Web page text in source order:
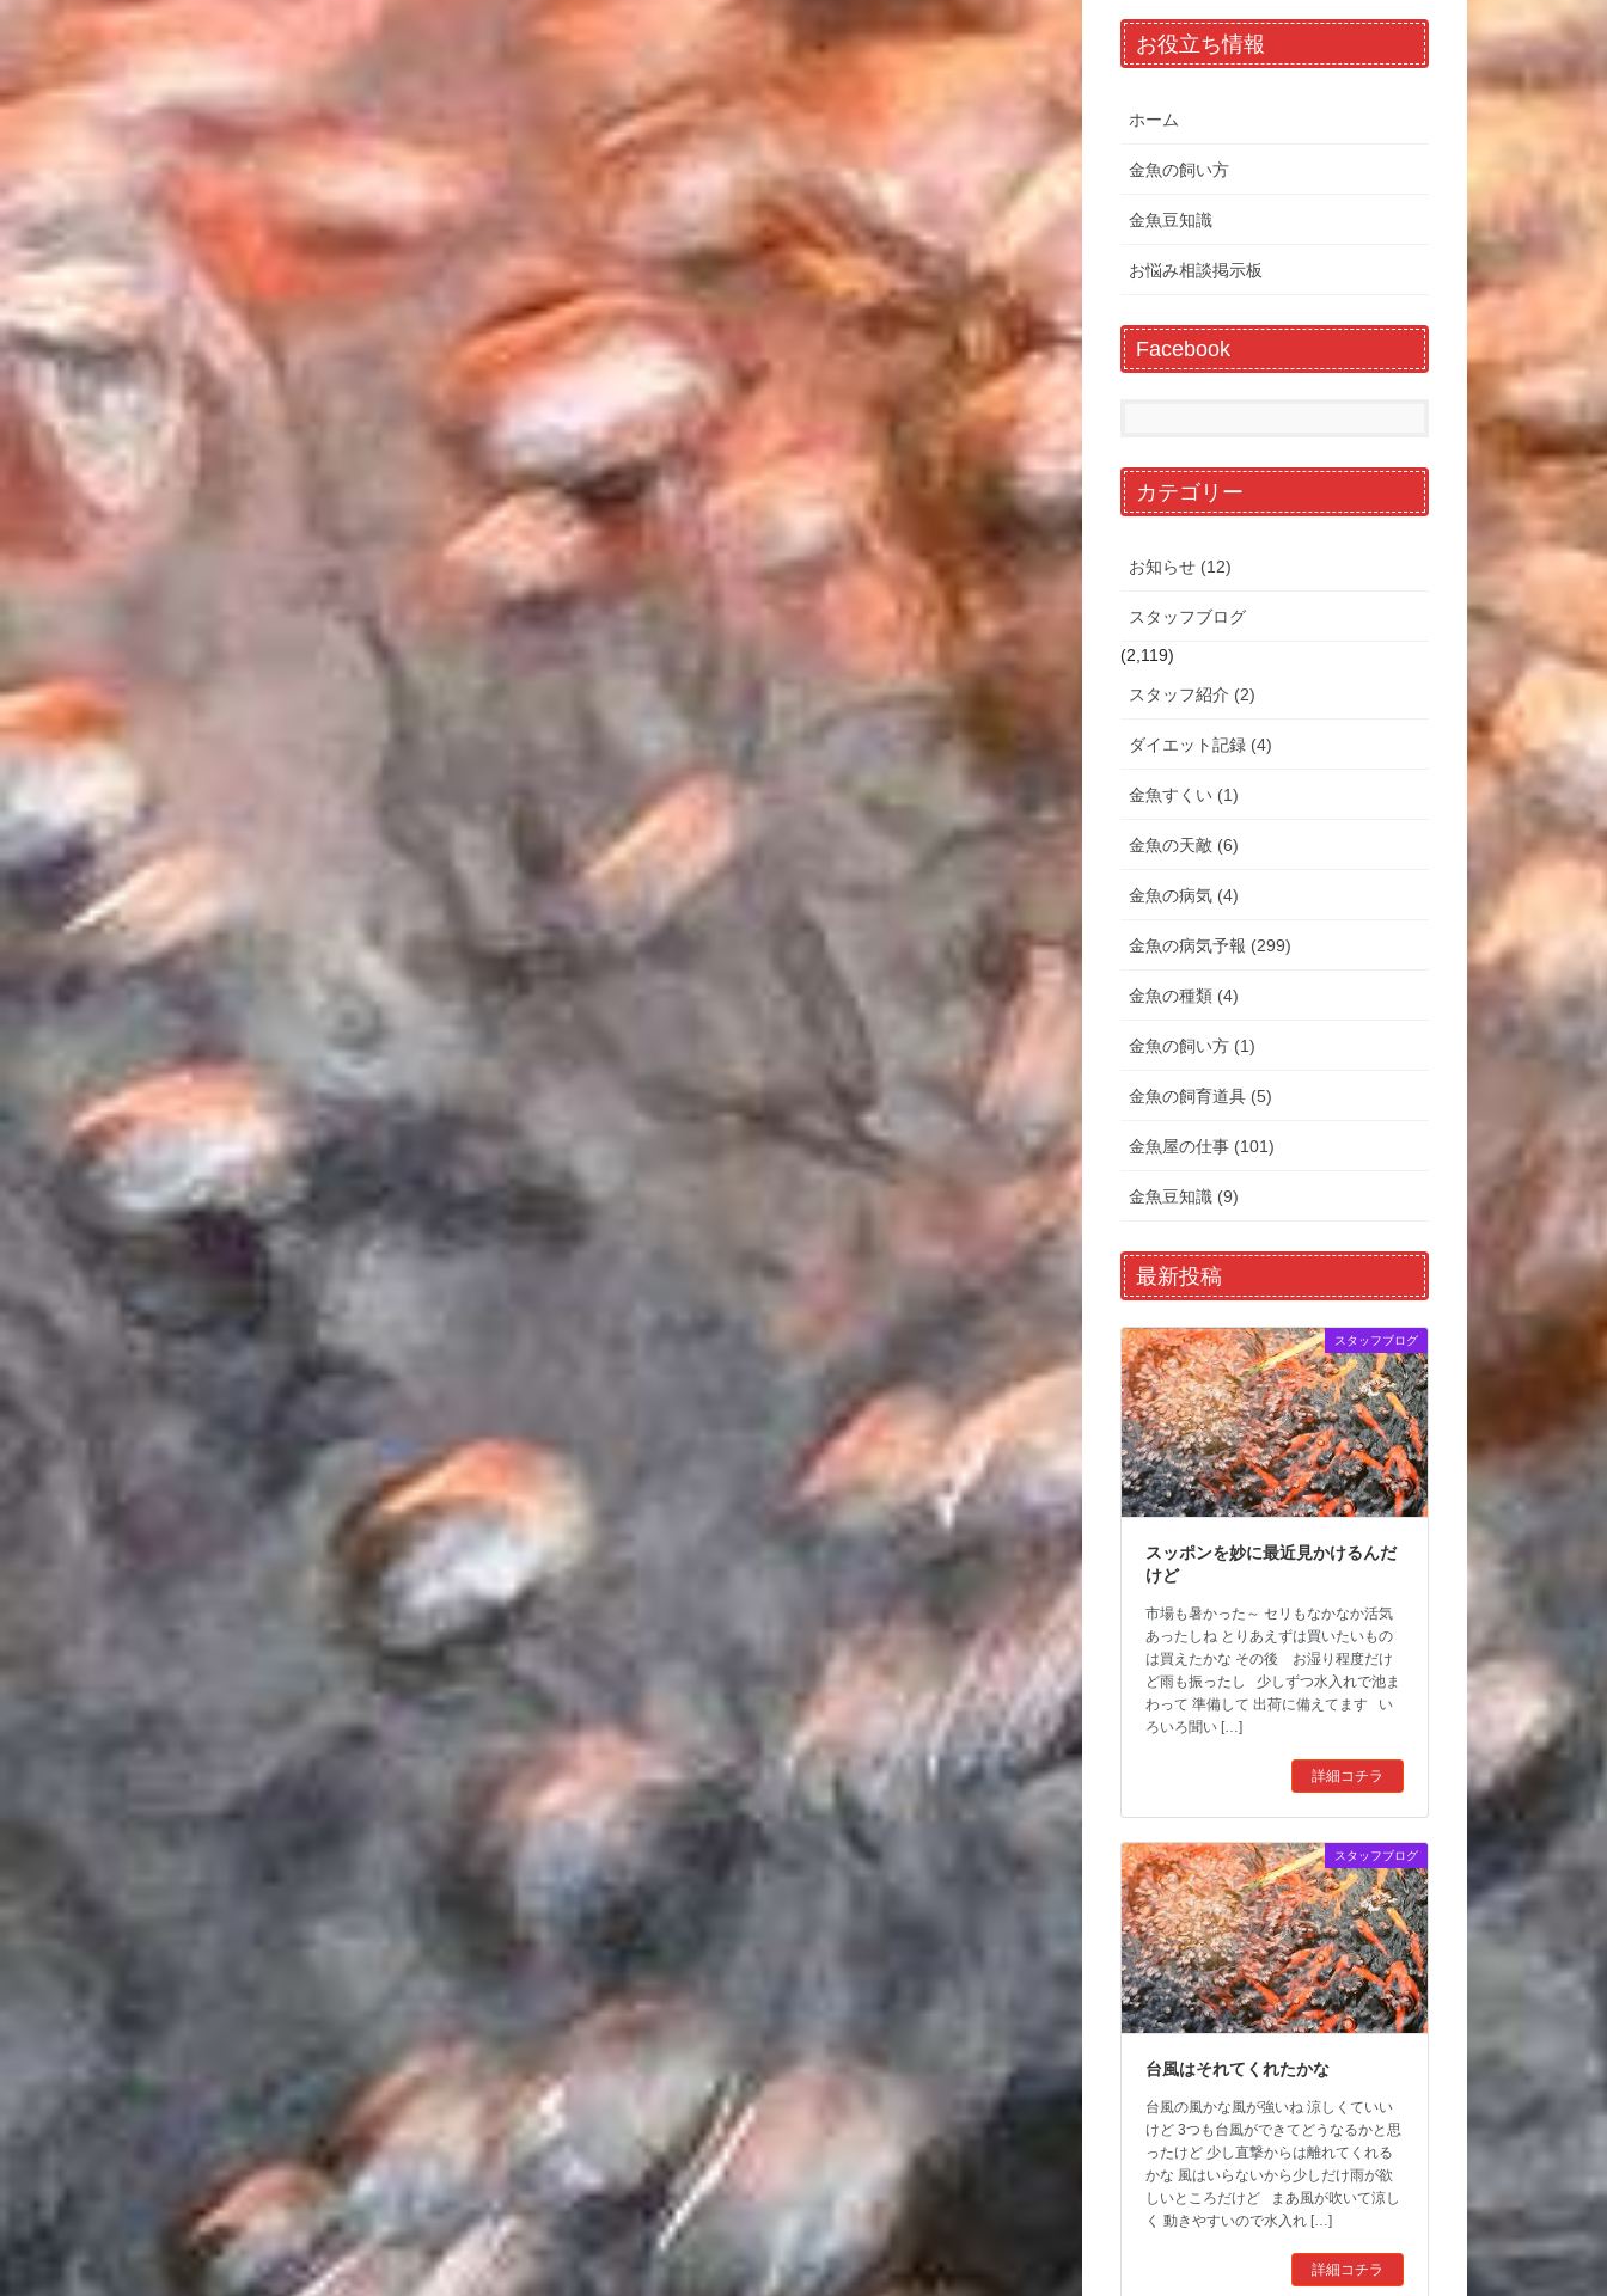
お役立ち情報
ホーム
金魚の飼い方
金魚豆知識
お悩み相談掲示板
Facebook
カテゴリー
お知らせ (12)
スタッフブログ
(2,119)
スタッフ紹介 (2)
ダイエット記録 (4)
金魚すくい (1)
金魚の天敵 (6)
金魚の病気 (4)
金魚の病気予報 (299)
金魚の種類 (4)
金魚の飼い方 (1)
金魚の飼育道具 (5)
金魚屋の仕事 (101)
金魚豆知識 (9)
最新投稿
スタッフブログ
スッポンを妙に最近見かけるんだ
けど
市場も暑かった～ セリもなかなか活気
あったしね とりあえずは買いたいもの
は買えたかな その後 お湿り程度だけ
ど雨も振ったし 少しずつ水入れで池ま
わって 準備して 出荷に備えてます い
ろいろ聞い […]
詳細コチラ
スタッフブログ
台風はそれてくれたかな
台風の風かな風が強いね 涼しくていい
けど 3つも台風ができてどうなるかと思
ったけど 少し直撃からは離れてくれる
かな 風はいらないから少しだけ雨が欲
しいところだけど まあ風が吹いて涼し
く 動きやすいので水入れ […]
詳細コチラ